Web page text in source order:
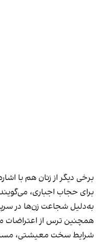
برخی دیگر از زنان هم با
برای حجاب اجباری،
به‌دلیل شجاعت زن‌ها در
همچنین ترس از اعتراضات
شرایط سخت معیشتی،